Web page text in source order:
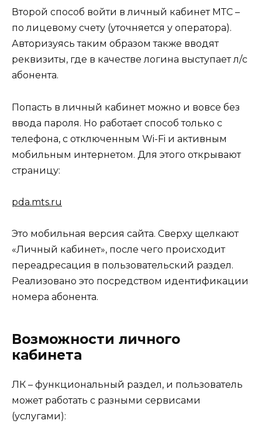
Второй способ войти в личный кабинет МТС –
по лицевому счету (уточняется у оператора).
Авторизуясь таким образом также вводят
реквизиты, где в качестве логина выступает л/с
абонента.
Попасть в личный кабинет можно и вовсе без
ввода пароля. Но работает способ только с
телефона, с отключенным Wi-Fi и активным
мобильным интернетом. Для этого открывают
страницу:
pda.mts.ru
Это мобильная версия сайта. Сверху щелкают
«Личный кабинет», после чего происходит
переадресация в пользовательский раздел.
Реализовано это посредством идентификации
номера абонента.
Возможности личного
кабинета
ЛК – функциональный раздел, и пользователь
может работать с разными сервисами
(услугами):